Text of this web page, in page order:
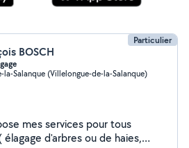
Particulier
BOSCH
la-Salanque (Villelongue-de-la-Salanque)
mes services pour tous
d'arbres ou de haies,